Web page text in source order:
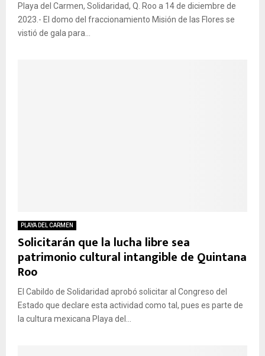
Playa del Carmen, Solidaridad, Q. Roo a 14 de diciembre de
2023.- El domo del fraccionamiento Misión de las Flores se
vistió de gala para...
PLAYA DEL CARMEN
Solicitarán que la lucha libre sea
patrimonio cultural intangible de Quintana
Roo
El Cabildo de Solidaridad aprobó solicitar al Congreso del
Estado que declare esta actividad como tal, pues es parte de
la cultura mexicana Playa del...